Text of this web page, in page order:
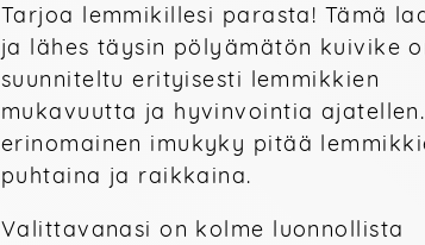
Tarjoa lemmikillesi parasta! Tämä
ja lähes täysin pölyämätön kuivike
suunniteltu erityisesti lemmikkien
mukavuutta ja hyvinvointia ajatellen.
erinomainen imukyky pitää
puhtaina ja raikkaina.
Valittavanasi on kolme luonnollista